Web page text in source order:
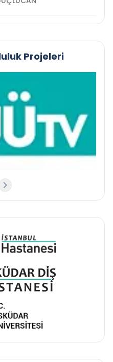
Projeleri